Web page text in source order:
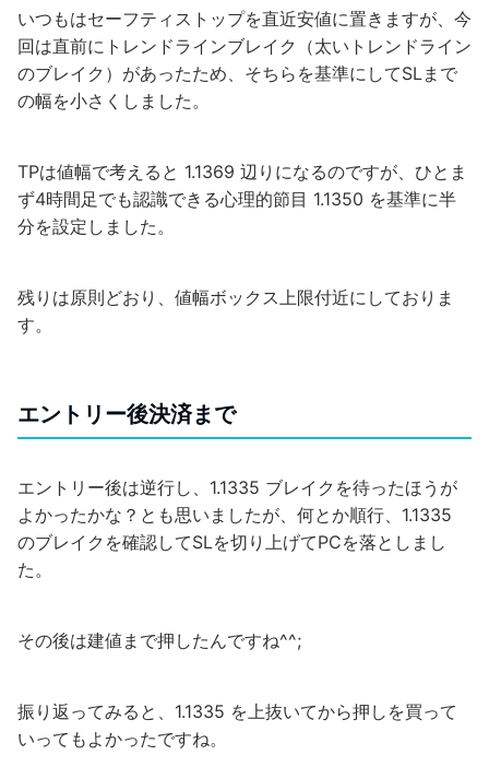
いつもはセーフティストップを直近安値に置きますが、今
回は直前にトレンドラインブレイク（太いトレンドライン
のブレイク）があったため、そちらを基準にしてSLまで
の幅を小さくしました。
TPは値幅で考えると 1.1369 辺りになるのですが、ひとま
ず4時間足でも認識できる心理的節目 1.1350 を基準に半
分を設定しました。
残りは原則どおり、値幅ボックス上限付近にしておりま
す。
エントリー後決済まで
エントリー後は逆行し、1.1335 ブレイクを待ったほうが
よかったかな？とも思いましたが、何とか順行、1.1335
のブレイクを確認してSLを切り上げてPCを落としまし
た。
その後は建値まで押したんですね^^;
振り返ってみると、1.1335 を上抜いてから押しを買って
いってもよかったですね。